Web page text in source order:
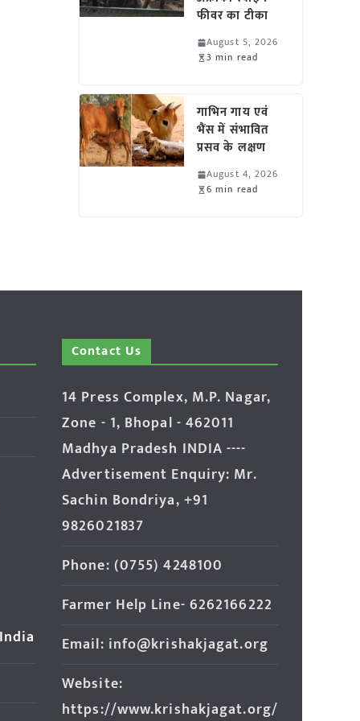
फीवर का टीका
August 5, 2026
3 min read
गाभिन गाय एवं
भैंस में संभावित
प्रसव के लक्षण
August 4, 2026
6 min read
Contact Us
14 Press Complex, M.P. Nagar,
Zone - 1, Bhopal - 462011
Madhya Pradesh INDIA ----
Advertisement Enquiry: Mr.
Sachin Bondriya, +91
9826021837
Phone: (0755) 4248100
Farmer Help Line- 6262166222
Email: info@krishakjagat.org
Website:
https://www.krishakjagat.org/